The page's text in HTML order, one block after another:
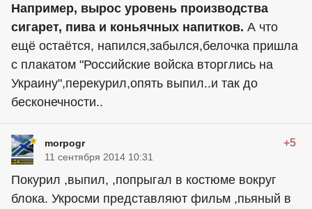
Например, вырос уровень производства
сигарет, пива и коньячных напитков. А что
ещё остаётся, напился,забылся,белочка пришла
с плакатом "Российские войска вторглись на
Украину",перекурил,опять выпил..и так до
бесконечности..
morpogr +5
11 сентября 2014 10:31
Покурил ,выпил, ,попрыгал в костюме вокруг
блока. Укросми представляют фильм ,пьяный в